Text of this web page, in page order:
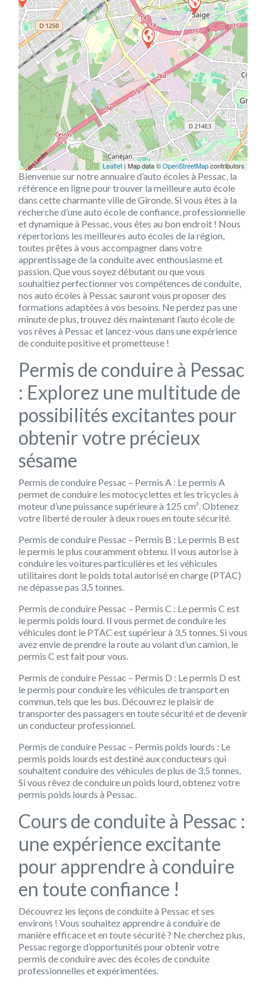
Leaflet| Map data ©OpenStreetMapcontributors
Bienvenue sur notre annuaire d’auto écoles à Pessac, la
référence en ligne pour trouver la meilleure auto école
dans cette charmante ville de Gironde. Si vous êtes à la
recherche d’une auto école de confiance, professionnelle
et dynamique à Pessac, vous êtes au bon endroit ! Nous
répertorions les meilleures auto écoles de la région,
toutes prêtes à vous accompagner dans votre
apprentissage de la conduite avec enthousiasme et
passion. Que vous soyez débutant ou que vous
souhaitiez perfectionner vos compétences de conduite,
nos auto écoles à Pessac sauront vous proposer des
formations adaptées à vos besoins. Ne perdez pas une
minute de plus, trouvez dès maintenant l’auto école de
vos rêves à Pessac et lancez-vous dans une expérience
de conduite positive et prometteuse !
Permis de conduire à Pessac
: Explorez une multitude de
possibilités excitantes pour
obtenir votre précieux
sésame
Permis de conduire Pessac – Permis A : Le permis A
permet de conduire les motocyclettes et les tricycles à
moteur d’une puissance supérieure à 125 cm³. Obtenez
votre liberté de rouler à deux roues en toute sécurité.
Permis de conduire Pessac – Permis B : Le permis B est
le permis le plus couramment obtenu. Il vous autorise à
conduire les voitures particulières et les véhicules
utilitaires dont le poids total autorisé en charge (PTAC)
ne dépasse pas 3,5 tonnes.
Permis de conduire Pessac – Permis C : Le permis C est
le permis poids lourd. Il vous permet de conduire les
véhicules dont le PTAC est supérieur à 3,5 tonnes. Si vous
avez envie de prendre la route au volant d’un camion, le
permis C est fait pour vous.
Permis de conduire Pessac – Permis D : Le permis D est
le permis pour conduire les véhicules de transport en
commun, tels que les bus. Découvrez le plaisir de
transporter des passagers en toute sécurité et de devenir
un conducteur professionnel.
Permis de conduire Pessac – Permis poids lourds : Le
permis poids lourds est destiné aux conducteurs qui
souhaitent conduire des véhicules de plus de 3,5 tonnes.
Si vous rêvez de conduire un poids lourd, obtenez votre
permis poids lourds à Pessac.
Cours de conduite à Pessac :
une expérience excitante
pour apprendre à conduire
en toute confiance !
Découvrez les leçons de conduite à Pessac et ses
environs ! Vous souhaitez apprendre à conduire de
manière efficace et en toute sécurité ? Ne cherchez plus,
Pessac regorge d’opportunités pour obtenir votre
permis de conduire avec des écoles de conduite
professionnelles et expérimentées.